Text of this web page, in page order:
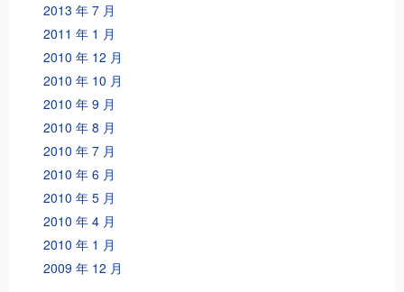
2013 年 7 月
2011 年 1 月
2010 年 12 月
2010 年 10 月
2010 年 9 月
2010 年 8 月
2010 年 7 月
2010 年 6 月
2010 年 5 月
2010 年 4 月
2010 年 1 月
2009 年 12 月